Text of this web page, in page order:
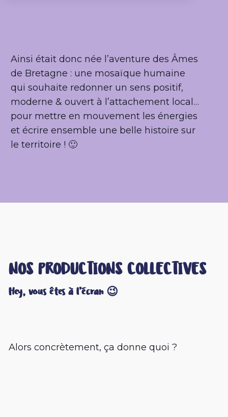
Ainsi était donc née l’aventure des Âmes
de Bretagne : une mosaïque humaine
qui souhaite redonner un sens positif,
moderne & ouvert à l’attachement local…
pour mettre en mouvement les énergies
et écrire ensemble une belle histoire sur
le territoire ! 🙂
NOS PRODUCTIONS COLLECTIVES
Hey, vous êtes à l’écran 😉
Alors concrètement, ça donne quoi ?